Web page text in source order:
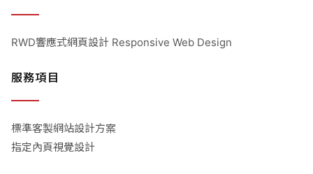
RWD響應式網頁設計 Responsive Web Design
服務項目
標準客製網站設計方案
指定內頁視覺設計